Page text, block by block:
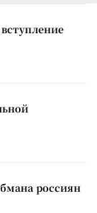
россиян